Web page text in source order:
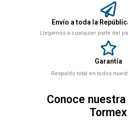
Envío a toda la
Llegamos a cualquier parte del
Garantía
Respaldo total en todos
Conoce
Tormex